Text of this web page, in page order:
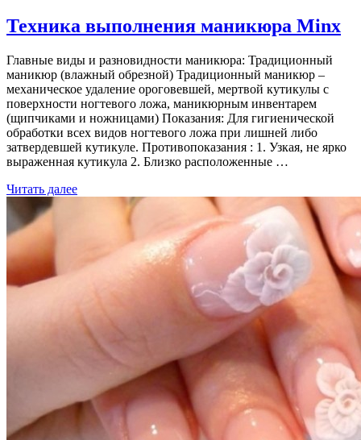
Техника выполнения маникюра Minx
Главные виды и разновидности маникюра: Традиционный
маникюр (влажный обрезной) Традиционный маникюр –
механическое удаление ороговевшей, мертвой кутикулы с
поверхности ногтевого ложа, маникюрным инвентарем
(щипчиками и ножницами) Показания: Для гигиенической
обработки всех видов ногтевого ложа при лишней либо
затвердевшей кутикуле. Противопоказания : 1. Узкая, не ярко
выраженная кутикула 2. Близко расположенные …
Читать далее